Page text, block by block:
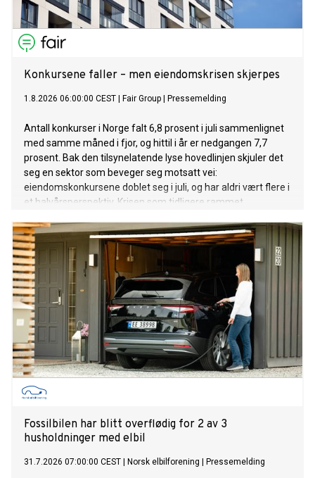
Konkursene faller – men eiendomskrisen skjerpes
1.8.2026 06:00:00 CEST Fair Group Pressemelding
Antall konkurser i Norge falt 6,8 prosent i juli sammenlignet
med samme måned i fjor, og hittil i år er nedgangen 7,7
prosent. Bak den tilsynelatende lyse hovedlinjen skjuler det
seg en sektor som beveger seg motsatt vei:
eiendomskonkursene doblet seg i juli, og har aldri vært flere i
et halvårsperspektiv. Krisen som tidligere rammet
Fossilbilen har blitt overflødig for 2 av 3
husholdninger med elbil
31.7.2026 07:00:00 CEST Norsk elbilforening Pressemelding